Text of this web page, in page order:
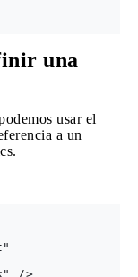
una
usar el
a un